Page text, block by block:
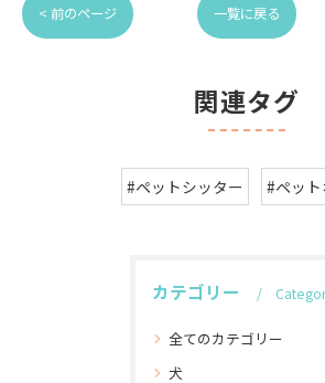
< 前のページ 一覧に戻る
関連タグ
#ペットシッター #ペッ
カテゴリー
全てのカテゴリー
犬